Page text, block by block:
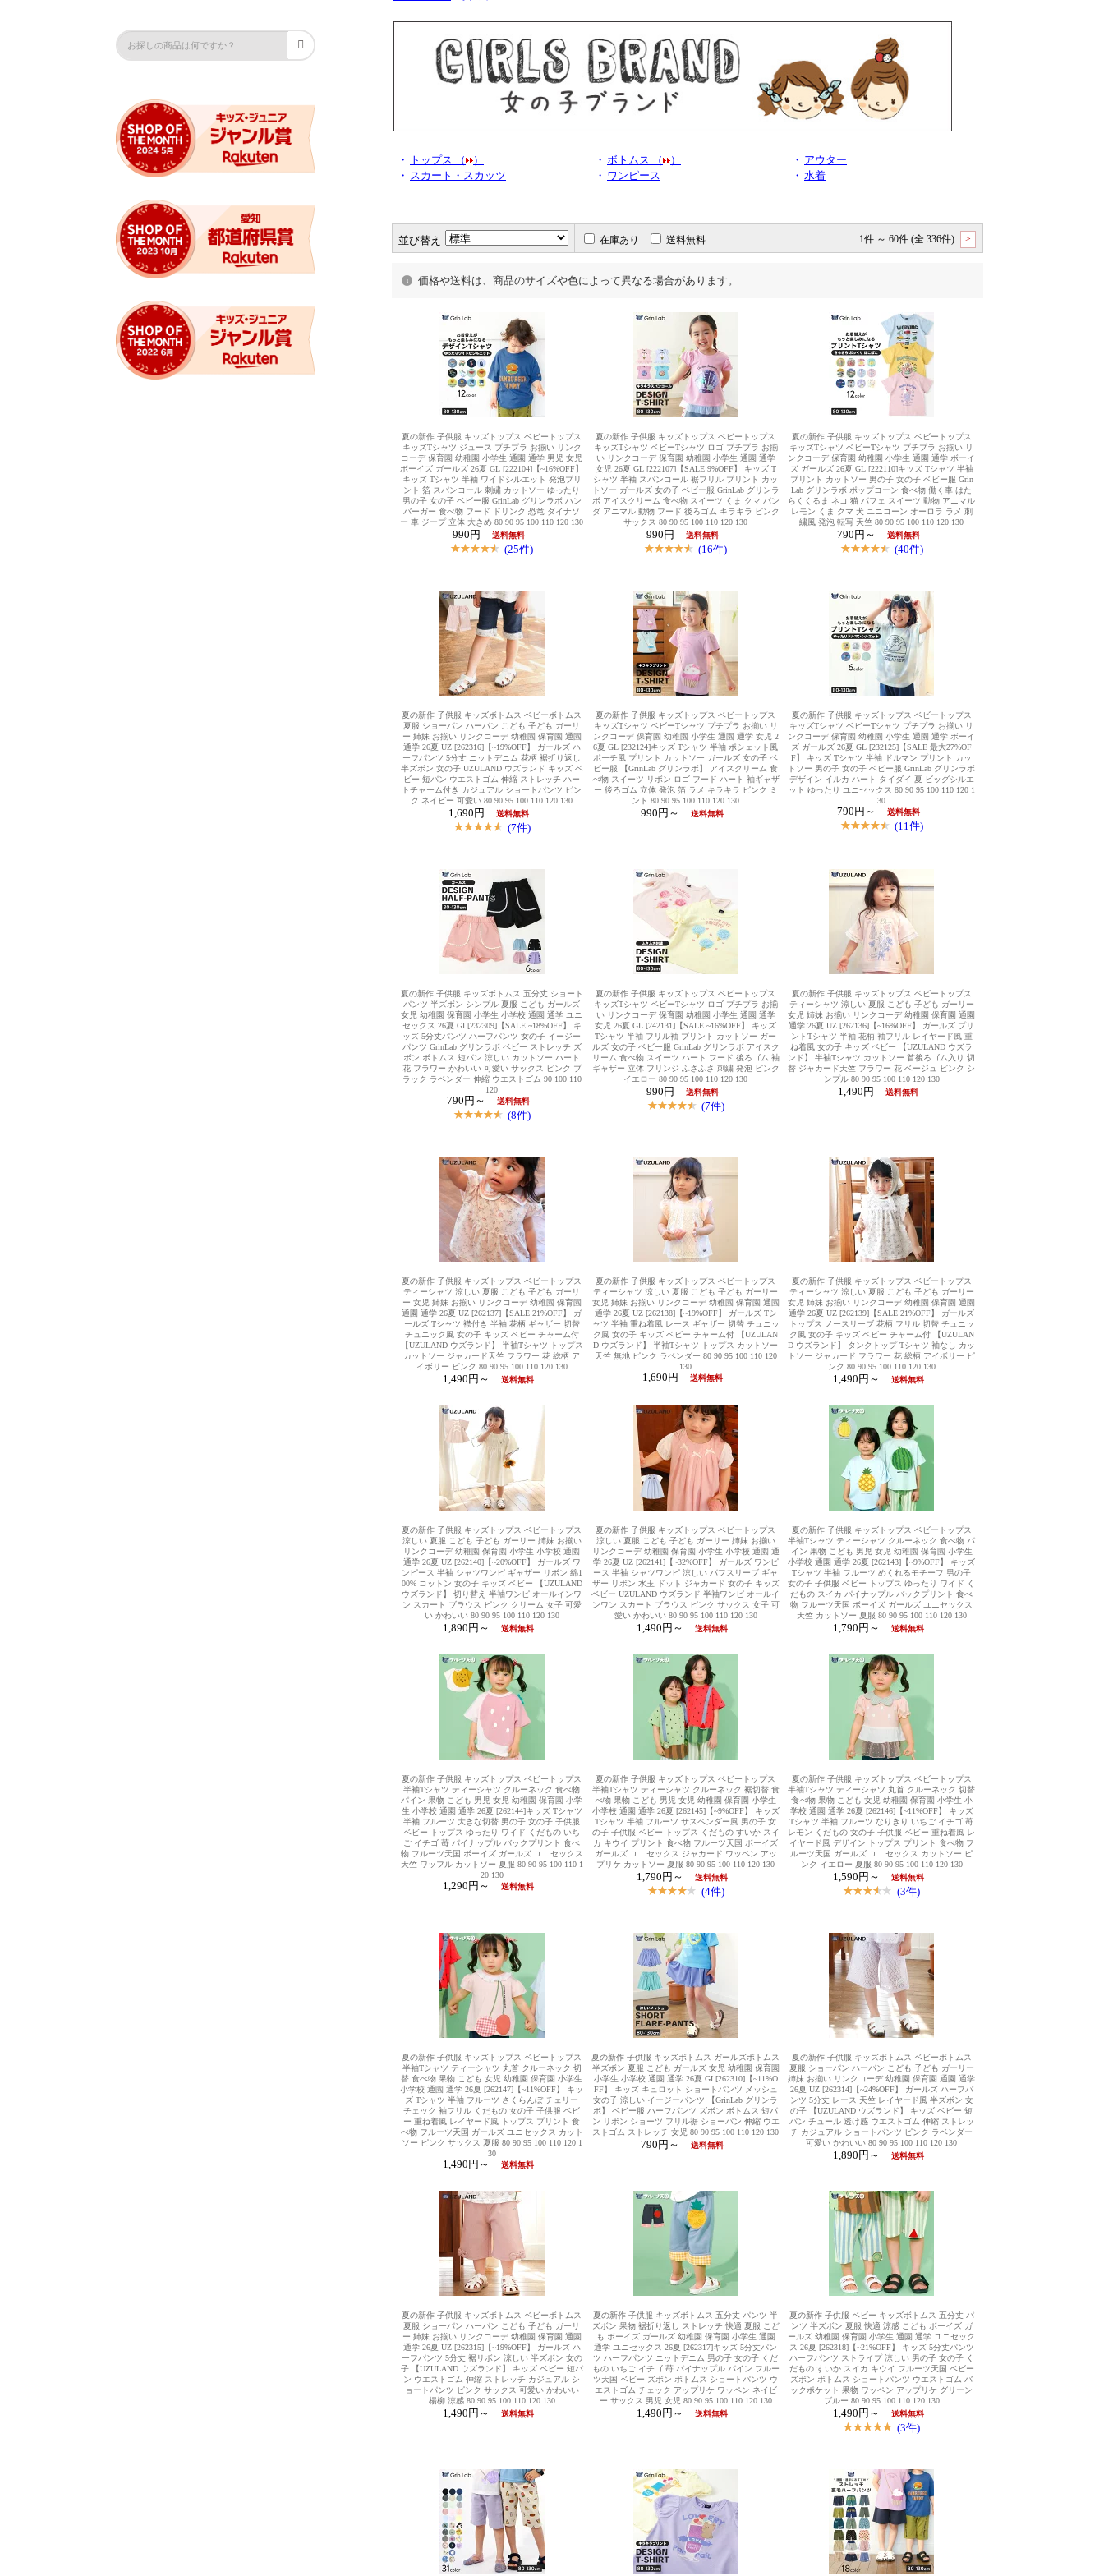
・ トップス （ ） ・ ボトムス （ ） ・ アウター
・ スカート・スカッツ ・ ワンピース ・ 水着
並び替え 在庫あり 送料無料 1件 ～ 60件 (全 336件) >
価格や送料は、商品のサイズや色によって異なる場合があります。
夏の新作 子供服 キッズトップス ベビートップス
キッズTシャツ ジュース プチプラ お揃い リンク
コーデ 保育園 幼稚園 小学生 通園 通学 男児 女児
ボーイズ ガールズ 26夏 GL [222104]【~16%OFF】
キッズ Tシャツ 半袖 ワイドシルエット 発泡プリ
ント 箔 スパンコール 刺繍 カットソー ゆったり
男の子 女の子 ベビー服 GrinLab グリンラボ ハン
バーガー 食べ物 フード ドリンク 恐竜 ダイナソ
ー 車 ジープ 立体 大きめ 80 90 95 100 110 120 130
990円 送料無料
(25件)
夏の新作 子供服 キッズトップス ベビートップス
キッズTシャツ ベビーTシャツ ロゴ プチプラ お揃
い リンクコーデ 保育園 幼稚園 小学生 通園 通学
女児 26夏 GL [222107]【SALE 9%OFF】 キッズ T
シャツ 半袖 スパンコール 裾フリル プリント カッ
トソー ガールズ 女の子 ベビー服 GrinLab グリンラ
ボ アイスクリーム 食べ物 スイーツ くま クマ パン
ダ アニマル 動物 フード 後ろゴム キラキラ ピンク
サックス 80 90 95 100 110 120 130
990円 送料無料
(16件)
夏の新作 子供服 キッズトップス ベビートップス
キッズTシャツ ベビーTシャツ プチプラ お揃い リ
ンクコーデ 保育園 幼稚園 小学生 通園 通学 ボーイ
ズ ガールズ 26夏 GL [222110]キッズ Tシャツ 半袖
プリント カットソー 男の子 女の子 ベビー服 Grin
Lab グリンラボ ポップコーン 食べ物 働く車 はた
らくくるま ネコ 猫 パフェ スイーツ 動物 アニマル
レモン くま クマ 犬 ユニコーン オーロラ ラメ 刺
繍風 発泡 転写 天竺 80 90 95 100 110 120 130
790円～ 送料無料
(40件)
夏の新作 子供服 キッズボトムス ベビーボトムス
夏服 ショーパン ハーパン こども 子ども ガーリ
ー 姉妹 お揃い リンクコーデ 幼稚園 保育園 通園
通学 26夏 UZ [262316]【~19%OFF】 ガールズ ハ
ーフパンツ 5分丈 ニットデニム 花柄 裾折り返し
半ズボン 女の子 UZULAND ウズランド キッズ ベ
ビー 短パン ウエストゴム 伸縮 ストレッチ ハー
トチャーム付き カジュアル ショートパンツ ピン
ク ネイビー 可愛い 80 90 95 100 110 120 130
1,690円 送料無料
(7件)
夏の新作 子供服 キッズトップス ベビートップス
キッズTシャツ ベビーTシャツ プチプラ お揃い リ
ンクコーデ 保育園 幼稚園 小学生 通園 通学 女児 2
6夏 GL [232124]キッズ Tシャツ 半袖 ポシェット風
ポーチ風 プリント カットソー ガールズ 女の子 ベ
ビー服 【GrinLab グリンラボ】 アイスクリーム 食
べ物 スイーツ リボン ロゴ フード ハート 袖ギャザ
ー 後ろゴム 立体 発泡 箔 ラメ キラキラ ピンク ミ
ント 80 90 95 100 110 120 130
990円～ 送料無料
夏の新作 子供服 キッズトップス ベビートップス
キッズTシャツ ベビーTシャツ プチプラ お揃い リ
ンクコーデ 保育園 幼稚園 小学生 通園 通学 ボーイ
ズ ガールズ 26夏 GL [232125]【SALE 最大27%OF
F】 キッズ Tシャツ 半袖 ドルマン プリント カッ
トソー 男の子 女の子 ベビー服 GrinLab グリンラボ
デザイン イルカ ハート タイダイ 夏 ビッグシルエ
ット ゆったり ユニセックス 80 90 95 100 110 120 1
30
790円～ 送料無料
(11件)
夏の新作 子供服 キッズボトムス 五分丈 ショート
パンツ 半ズボン シンプル 夏服 こども ガールズ
女児 幼稚園 保育園 小学生 小学校 通園 通学 ユニ
セックス 26夏 GL[232309]【SALE ~18%OFF】 キ
ッズ 5分丈パンツ ハーフパンツ 女の子 イージー
パンツ GrinLab グリンラボ ベビー ストレッチ ズ
ボン ボトムス 短パン 涼しい カットソー ハート
花 フラワー かわいい 可愛い サックス ピンク ブ
ラック ラベンダー 伸縮 ウエストゴム 90 100 110
120
790円～ 送料無料
(8件)
夏の新作 子供服 キッズトップス ベビートップス
キッズTシャツ ベビーTシャツ ロゴ プチプラ お揃
い リンクコーデ 保育園 幼稚園 小学生 通園 通学
女児 26夏 GL [242131]【SALE ~16%OFF】 キッズ
Tシャツ 半袖 フリル袖 プリント カットソー ガー
ルズ 女の子 ベビー服 GrinLab グリンラボ アイスク
リーム 食べ物 スイーツ ハート フード 後ろゴム 袖
ギャザー 立体 フリンジ ふさふさ 刺繍 発泡 ピンク
イエロー 80 90 95 100 110 120 130
990円 送料無料
(7件)
夏の新作 子供服 キッズトップス ベビートップス
ティーシャツ 涼しい 夏服 こども 子ども ガーリー
女児 姉妹 お揃い リンクコーデ 幼稚園 保育園 通園
通学 26夏 UZ [262136]【~16%OFF】 ガールズ プリ
ントTシャツ 半袖 花柄 袖フリル レイヤード風 重
ね着風 女の子 キッズ ベビー 【UZULAND ウズラ
ンド】 半袖Tシャツ カットソー 首後ろゴム入り 切
替 ジャカード天竺 フラワー 花 ベージュ ピンク シ
ンプル 80 90 95 100 110 120 130
1,490円 送料無料
夏の新作 子供服 キッズトップス ベビートップス
ティーシャツ 涼しい 夏服 こども 子ども ガーリ
ー 女児 姉妹 お揃い リンクコーデ 幼稚園 保育園
通園 通学 26夏 UZ [262137]【SALE 21%OFF】 ガ
ールズ Tシャツ 襟付き 半袖 花柄 ギャザー 切替
チュニック風 女の子 キッズ ベビー チャーム付
【UZULAND ウズランド】 半袖Tシャツ トップス
カットソー ジャカード天竺 フラワー 花 総柄 ア
イボリー ピンク 80 90 95 100 110 120 130
1,490円～ 送料無料
夏の新作 子供服 キッズトップス ベビートップス
ティーシャツ 涼しい 夏服 こども 子ども ガーリー
女児 姉妹 お揃い リンクコーデ 幼稚園 保育園 通園
通学 26夏 UZ [262138]【~19%OFF】 ガールズ Tシ
ャツ 半袖 重ね着風 レース ギャザー 切替 チュニッ
ク風 女の子 キッズ ベビー チャーム付 【UZULAN
D ウズランド】 半袖Tシャツ トップス カットソー
天竺 無地 ピンク ラベンダー 80 90 95 100 110 120
130
1,690円 送料無料
夏の新作 子供服 キッズトップス ベビートップス
ティーシャツ 涼しい 夏服 こども 子ども ガーリー
女児 姉妹 お揃い リンクコーデ 幼稚園 保育園 通園
通学 26夏 UZ [262139]【SALE 21%OFF】 ガールズ
トップス ノースリーブ 花柄 フリル 切替 チュニッ
ク風 女の子 キッズ ベビー チャーム付 【UZULAN
D ウズランド】 タンクトップ Tシャツ 袖なし カッ
トソー ジャカード フラワー 花 総柄 アイボリー ピ
ンク 80 90 95 100 110 120 130
1,490円～ 送料無料
夏の新作 子供服 キッズトップス ベビートップス
涼しい 夏服 こども 子ども ガーリー 姉妹 お揃い
リンクコーデ 幼稚園 保育園 小学生 小学校 通園
通学 26夏 UZ [262140]【~20%OFF】 ガールズ ワ
ンピース 半袖 シャツワンピ ギャザー リボン 綿1
00% コットン 女の子 キッズ ベビー 【UZULAND
ウズランド】 切り替え 半袖ワンピ オールインワ
ン スカート ブラウス ピンク クリーム 女子 可愛
い かわいい 80 90 95 100 110 120 130
1,890円～ 送料無料
夏の新作 子供服 キッズトップス ベビートップス
涼しい 夏服 こども 子ども ガーリー 姉妹 お揃い
リンクコーデ 幼稚園 保育園 小学生 小学校 通園 通
学 26夏 UZ [262141]【~32%OFF】 ガールズ ワンピ
ース 半袖 シャツワンピ 涼しい パフスリーブ ギャ
ザー リボン 水玉 ドット ジャカード 女の子 キッズ
ベビー UZULAND ウズランド 半袖ワンピ オールイ
ンワン スカート ブラウス ピンク サックス 女子 可
愛い かわいい 80 90 95 100 110 120 130
1,490円～ 送料無料
夏の新作 子供服 キッズトップス ベビートップス
半袖Tシャツ ティーシャツ クルーネック 食べ物 パ
イン 果物 こども 男児 女児 幼稚園 保育園 小学生
小学校 通園 通学 26夏 [262143]【~9%OFF】 キッズ
Tシャツ 半袖 フルーツ めくれるモチーフ 男の子
女の子 子供服 ベビー トップス ゆったり ワイド く
だもの スイカ パイナップル バックプリント 食べ
物 フルーツ天国 ボーイズ ガールズ ユニセックス
天竺 カットソー 夏服 80 90 95 100 110 120 130
1,790円～ 送料無料
夏の新作 子供服 キッズトップス ベビートップス
半袖Tシャツ ティーシャツ クルーネック 食べ物
パイン 果物 こども 男児 女児 幼稚園 保育園 小学
生 小学校 通園 通学 26夏 [262144]キッズ Tシャツ
半袖 フルーツ 大きな切替 男の子 女の子 子供服
ベビー トップス ゆったり ワイド くだもの いち
ご イチゴ 苺 パイナップル バックプリント 食べ
物 フルーツ天国 ボーイズ ガールズ ユニセックス
天竺 ワッフル カットソー 夏服 80 90 95 100 110 1
20 130
1,290円～ 送料無料
夏の新作 子供服 キッズトップス ベビートップス
半袖Tシャツ ティーシャツ クルーネック 裾切替 食
べ物 果物 こども 男児 女児 幼稚園 保育園 小学生
小学校 通園 通学 26夏 [262145]【~9%OFF】 キッズ
Tシャツ 半袖 フルーツ サスペンダー風 男の子 女
の子 子供服 ベビー トップス くだもの すいか スイ
カ キウイ プリント 食べ物 フルーツ天国 ボーイズ
ガールズ ユニセックス ジャカード ワッペン アッ
プリケ カットソー 夏服 80 90 95 100 110 120 130
1,790円～ 送料無料
(4件)
夏の新作 子供服 キッズトップス ベビートップス
半袖Tシャツ ティーシャツ 丸首 クルーネック 切替
食べ物 果物 こども 女児 幼稚園 保育園 小学生 小
学校 通園 通学 26夏 [262146]【~11%OFF】 キッズ
Tシャツ 半袖 フルーツ なりきり いちご イチゴ 苺
レモン くだもの 女の子 子供服 ベビー 重ね着風 レ
イヤード風 デザイン トップス プリント 食べ物 フ
ルーツ天国 ガールズ ユニセックス カットソー ピ
ンク イエロー 夏服 80 90 95 100 110 120 130
1,590円～ 送料無料
(3件)
夏の新作 子供服 キッズトップス ベビートップス
半袖Tシャツ ティーシャツ 丸首 クルーネック 切
替 食べ物 果物 こども 女児 幼稚園 保育園 小学生
小学校 通園 通学 26夏 [262147]【~11%OFF】 キッ
ズ Tシャツ 半袖 フルーツ さくらんぼ チェリー
チェック 袖フリル くだもの 女の子 子供服 ベビ
ー 重ね着風 レイヤード風 トップス プリント 食
べ物 フルーツ天国 ガールズ ユニセックス カット
ソー ピンク サックス 夏服 80 90 95 100 110 120 1
30
1,490円～ 送料無料
夏の新作 子供服 キッズボトムス ガールズボトムス
半ズボン 夏服 こども ガールズ 女児 幼稚園 保育園
小学生 小学校 通園 通学 26夏 GL[262310]【~11%O
FF】 キッズ キュロット ショートパンツ メッシュ
女の子 涼しい イージーパンツ 【GrinLab グリンラ
ボ】 ベビー服 ハーフパンツ ズボン ボトムス 短パ
ン リボン ショーツ フリル裾 ショーパン 伸縮 ウエ
ストゴム ストレッチ 女児 80 90 95 100 110 120 130
790円～ 送料無料
夏の新作 子供服 キッズボトムス ベビーボトムス
夏服 ショーパン ハーパン こども 子ども ガーリー
姉妹 お揃い リンクコーデ 幼稚園 保育園 通園 通学
26夏 UZ [262314]【~24%OFF】 ガールズ ハーフパ
ンツ 5分丈 レース 天竺 レイヤード風 半ズボン 女
の子 【UZULAND ウズランド】 キッズ ベビー 短
パン チュール 透け感 ウエストゴム 伸縮 ストレッ
チ カジュアル ショートパンツ ピンク ラベンダー
可愛い かわいい 80 90 95 100 110 120 130
1,890円～ 送料無料
夏の新作 子供服 キッズボトムス ベビーボトムス
夏服 ショーパン ハーパン こども 子ども ガーリ
ー 姉妹 お揃い リンクコーデ 幼稚園 保育園 通園
通学 26夏 UZ [262315]【~19%OFF】 ガールズ ハ
ーフパンツ 5分丈 裾リボン 涼しい 半ズボン 女の
子 【UZULAND ウズランド】 キッズ ベビー 短パ
ン ウエストゴム 伸縮 ストレッチ カジュアル シ
ョートパンツ ピンク サックス 可愛い かわいい
楊柳 涼感 80 90 95 100 110 120 130
1,490円～ 送料無料
夏の新作 子供服 キッズボトムス 五分丈 パンツ 半
ズボン 果物 裾折り返し ストレッチ 快適 夏服 こど
も ボーイズ ガールズ 幼稚園 保育園 小学生 通園
通学 ユニセックス 26夏 [262317]キッズ 5分丈パン
ツ ハーフパンツ ニットデニム 男の子 女の子 くだ
もの いちご イチゴ 苺 パイナップル パイン フルー
ツ天国 ベビー ズボン ボトムス ショートパンツ ウ
エストゴム チェック アップリケ ワッペン ネイビ
ー サックス 男児 女児 80 90 95 100 110 120 130
1,490円～ 送料無料
夏の新作 子供服 ベビー キッズボトムス 五分丈 パ
ンツ 半ズボン 夏服 快適 涼感 こども ボーイズ ガ
ールズ 幼稚園 保育園 小学生 通園 通学 ユニセック
ス 26夏 [262318]【~21%OFF】 キッズ 5分丈パンツ
ハーフパンツ ストライプ 涼しい 男の子 女の子 く
だもの すいか スイカ キウイ フルーツ天国 ベビー
ズボン ボトムス ショートパンツ ウエストゴム バ
ックポケット 果物 ワッペン アップリケ グリーン
ブルー 80 90 95 100 110 120 130
1,490円～ 送料無料
(3件)